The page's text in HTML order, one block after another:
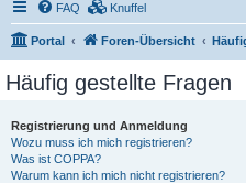
FAQ Knuffel
Portal Foren-Übersicht
Häufig gestellte Fragen
Registrierung und Anmeldung
Wozu muss ich mich registrieren?
Was ist COPPA?
Warum kann ich mich nicht registrieren?